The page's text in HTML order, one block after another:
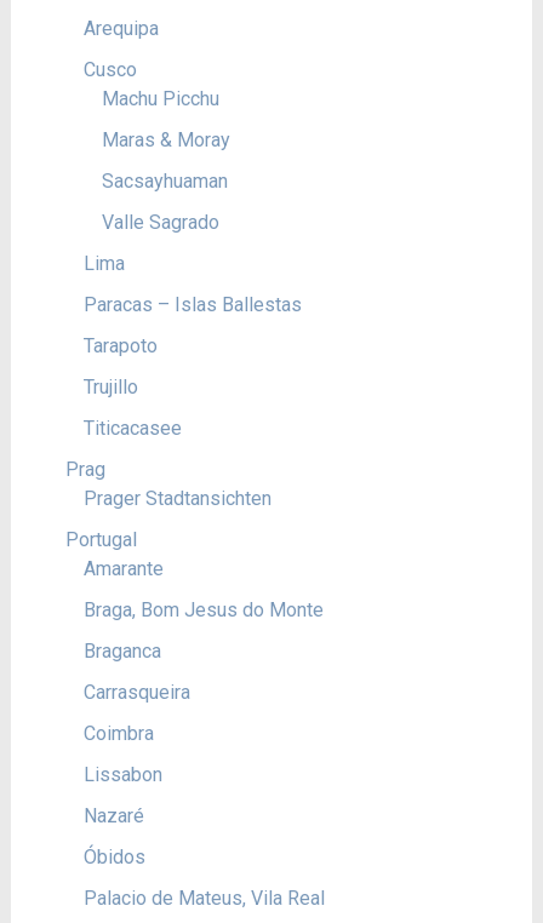
Arequipa
Cusco
Machu Picchu
Maras & Moray
Sacsayhuaman
Valle Sagrado
Lima
Paracas – Islas Ballestas
Tarapoto
Trujillo
Titicacasee
Prag
Prager Stadtansichten
Portugal
Amarante
Braga, Bom Jesus do Monte
Braganca
Carrasqueira
Coimbra
Lissabon
Nazaré
Óbidos
Palacio de Mateus, Vila Real